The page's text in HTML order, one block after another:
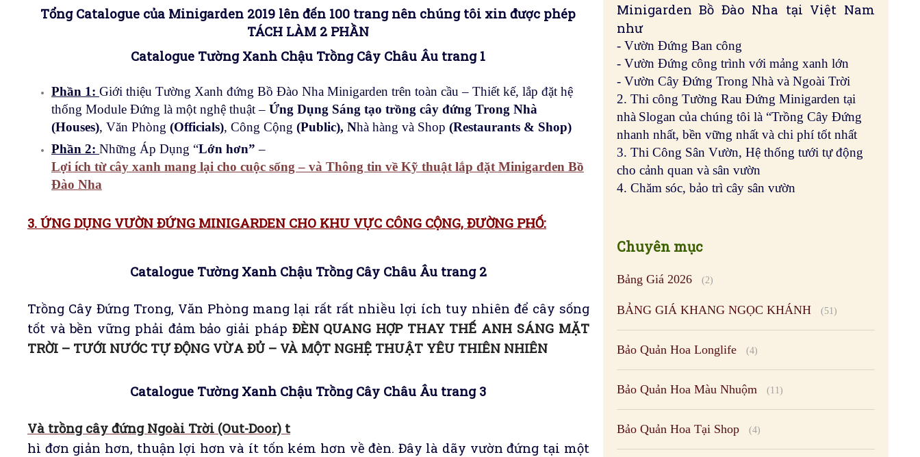
Tổng Catalogue của Minigarden 2019 lên đến 100 trang nên chúng tôi xin được phép
TÁCH LÀM 2 PHẦN
Catalogue Tường Xanh Chậu Trồng Cây Châu Âu trang 1
Phần 1: Giới thiệu Tường Xanh đứng Bồ Đào Nha Minigarden trên toàn cầu – Thiết kế, lắp đặt hệ
thống Module Đứng là một nghệ thuật – Ứng Dụng Sáng tạo trồng cây đứng Trong Nhà
(Houses), Văn Phòng (Officials), Công Cộng (Public), Nhà hàng và Shop (Restaurants & Shop)
Phần 2: Những Áp Dụng “Lớn hơn” –
Lợi ích từ cây xanh mang lại cho cuộc sống – và Thông tin về Kỹ thuật lắp đặt Minigarden Bồ
Đào Nha
3. ỨNG DỤNG VƯỜN ĐỨNG MINIGARDEN CHO KHU VỰC CÔNG CỘNG, ĐƯỜNG PHỐ:
Catalogue Tường Xanh Chậu Trồng Cây Châu Âu trang 2
Trồng Cây Đứng Trong, Văn Phòng mang lại rất rất nhiều lợi ích tuy nhiên để cây sống
tốt và bền vững phải đảm bảo giải pháp ĐÈN QUANG HỢP THAY THẾ ANH SÁNG MẶT
TRỜI – TƯỚI NƯỚC TỰ ĐỘNG VỪA ĐỦ – VÀ MỘT NGHỆ THUẬT YÊU THIÊN NHIÊN
Catalogue Tường Xanh Chậu Trồng Cây Châu Âu trang 3
Và trồng cây đứng Ngoài Trời (Out-Door) t
hì đơn giản hơn, thuận lợi hơn và ít tốn kém hơn về đèn. Đây là dãy vườn đứng tại một
Minigarden Bồ Đào Nha tại Việt Nam
như
- Vườn Đứng Ban công
- Vườn Đứng công trình với mảng xanh lớn
- Vườn Cây Đứng Trong Nhà và Ngoài Trời
2. Thi công Tường Rau Đứng Minigarden tại
nhà Slogan của chúng tôi là “Trồng Cây Đứng
nhanh nhất, bền vững nhất và chi phí tốt nhất
3. Thi Công Sân Vườn, Hệ thống tưới tự động
cho cảnh quan và sân vườn
4. Chăm sóc, bảo trì cây sân vườn
Chuyên mục
Bảng Giá 2026 (2)
BẢNG GIÁ KHANG NGỌC KHÁNH (51)
Bảo Quản Hoa Longlife (4)
Bảo Quản Hoa Màu Nhuộm (11)
Bảo Quản Hoa Tại Shop (4)